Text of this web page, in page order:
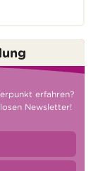
erfahren?
Newsletter!